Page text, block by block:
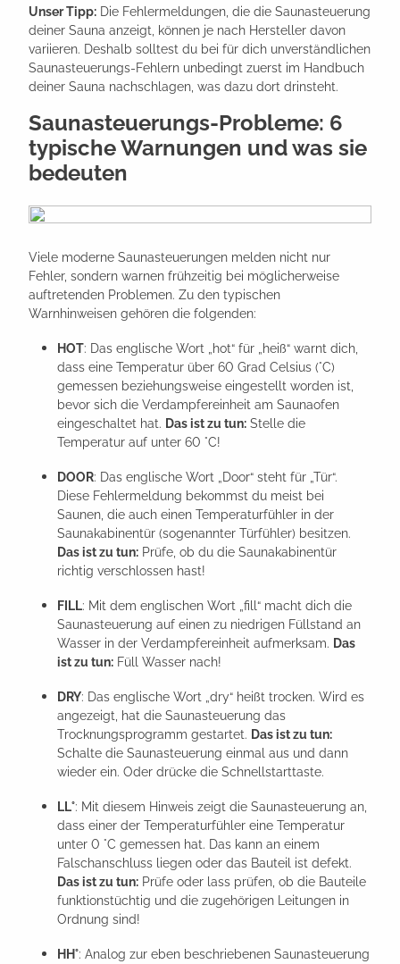
Unser Tipp: Die Fehlermeldungen, die die Saunasteuerung
deiner Sauna anzeigt, können je nach Hersteller davon
variieren. Deshalb solltest du bei für dich unverständlichen
Saunasteuerungs-Fehlern unbedingt zuerst im Handbuch
deiner Sauna nachschlagen, was dazu dort drinsteht.
Saunasteuerungs-Probleme: 6
typische Warnungen und was sie
bedeuten
Viele moderne Saunasteuerungen melden nicht nur
Fehler, sondern warnen frühzeitig bei möglicherweise
auftretenden Problemen. Zu den typischen
Warnhinweisen gehören die folgenden:
HOT: Das englische Wort „hot“ für „heiß“ warnt dich,
dass eine Temperatur über 60 Grad Celsius (°C)
gemessen beziehungsweise eingestellt worden ist,
bevor sich die Verdampfereinheit am Saunaofen
eingeschaltet hat. Das ist zu tun: Stelle die
Temperatur auf unter 60 °C!
DOOR: Das englische Wort „Door“ steht für „Tür“.
Diese Fehlermeldung bekommst du meist bei
Saunen, die auch einen Temperaturfühler in der
Saunakabinentür (sogenannter Türfühler) besitzen.
Das ist zu tun: Prüfe, ob du die Saunakabinentür
richtig verschlossen hast!
FILL: Mit dem englischen Wort „fill“ macht dich die
Saunasteuerung auf einen zu niedrigen Füllstand an
Wasser in der Verdampfereinheit aufmerksam. Das
ist zu tun: Füll Wasser nach!
DRY: Das englische Wort „dry“ heißt trocken. Wird es
angezeigt, hat die Saunasteuerung das
Trocknungsprogramm gestartet. Das ist zu tun:
Schalte die Saunasteuerung einmal aus und dann
wieder ein. Oder drücke die Schnellstarttaste.
LL°: Mit diesem Hinweis zeigt die Saunasteuerung an,
dass einer der Temperaturfühler eine Temperatur
unter 0 °C gemessen hat. Das kann an einem
Falschanschluss liegen oder das Bauteil ist defekt.
Das ist zu tun: Prüfe oder lass prüfen, ob die Bauteile
funktionstüchtig und die zugehörigen Leitungen in
Ordnung sind!
HH°: Analog zur eben beschriebenen Saunasteuerung